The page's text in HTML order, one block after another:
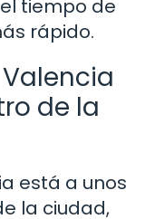
tiempo de
rápido.
de la
está a unos
la ciudad,